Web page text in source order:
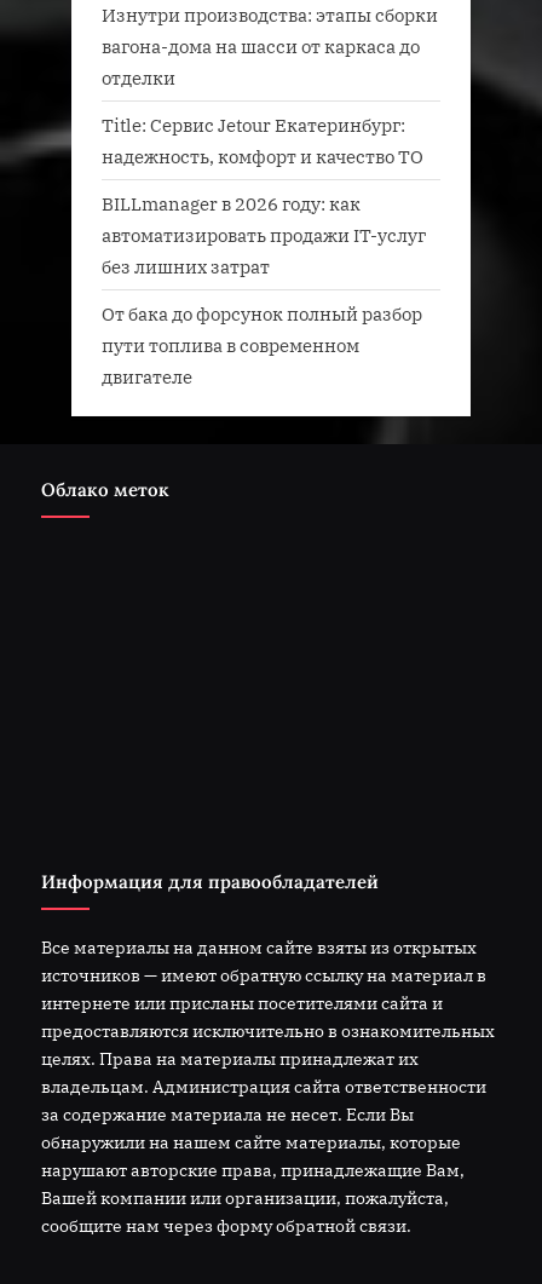
Изнутри производства: этапы сборки
вагона-дома на шасси от каркаса до
отделки
Title: Сервис Jetour Екатеринбург:
надежность, комфорт и качество ТО
BILLmanager в 2026 году: как
автоматизировать продажи IT-услуг
без лишних затрат
От бака до форсунок полный разбор
пути топлива в современном
двигателе
Облако меток
Информация для правообладателей
Все материалы на данном сайте взяты из открытых
источников — имеют обратную ссылку на материал в
интернете или присланы посетителями сайта и
предоставляются исключительно в ознакомительных
целях. Права на материалы принадлежат их
владельцам. Администрация сайта ответственности
за содержание материала не несет. Если Вы
обнаружили на нашем сайте материалы, которые
нарушают авторские права, принадлежащие Вам,
Вашей компании или организации, пожалуйста,
сообщите нам через форму обратной связи.